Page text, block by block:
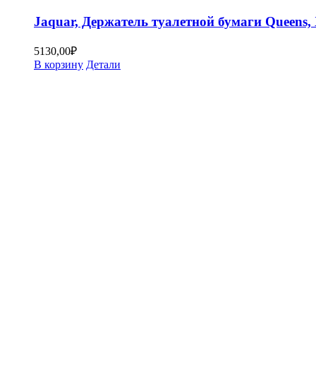
Jaquar, Держатель туалетной бумаги
5130,00₽
В корзину Детали